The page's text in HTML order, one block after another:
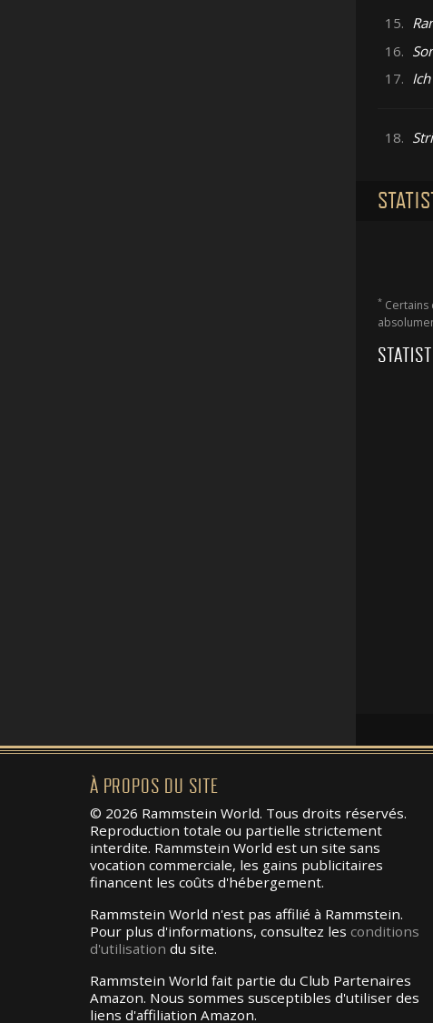
15.
16.
17.
18.
*Certains
À PROPOS DU SITE
© 2026 Rammstein World. Tous droits réservés.
Reproduction totale ou partielle strictement
interdite. Rammstein World est un site sans
vocation commerciale, les gains publicitaires
financent les coûts d'hébergement.
Rammstein World n'est pas affilié à Rammstein.
Pour plus d'informations, consultez les conditions
d'utilisation du site.
Rammstein World fait partie du Club Partenaires
Amazon. Nous sommes susceptibles d'utiliser des
liens d'affiliation Amazon.